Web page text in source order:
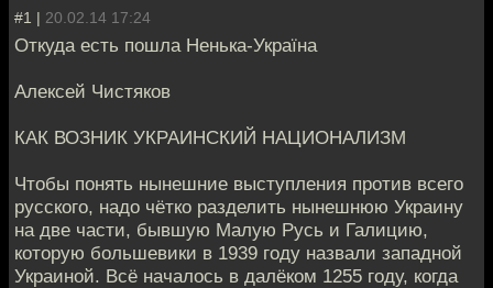
#1 | 20.02.14 17:24
Откуда есть пошла Ненька-Україна
Алексей Чистяков
КАК ВОЗНИК УКРАИНСКИЙ НАЦИОНАЛИЗМ
Чтобы понять нынешние выступления против всего
русского, надо чётко разделить нынешнюю Украину
на две части, бывшую Малую Русь и Галицию,
которую большевики в 1939 году назвали западной
Украиной. Всё началось в далёком 1255 году, когда